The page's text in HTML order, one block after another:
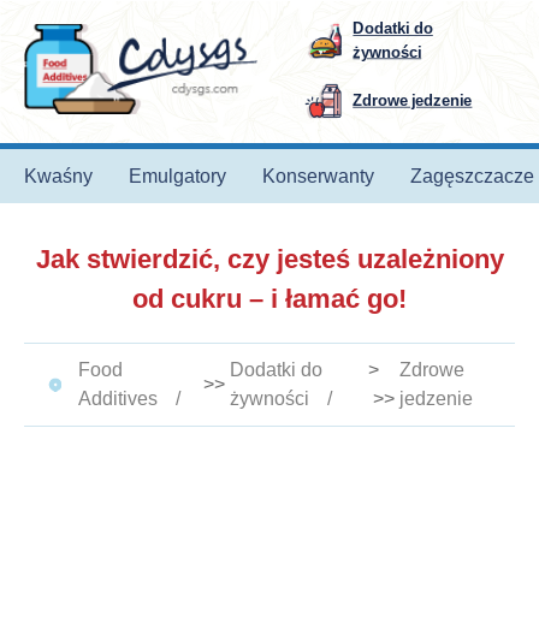
Dodatki do
żywności
Zdrowe jedzenie
Kwaśny Emulgatory Konserwanty Zagęszczacze
Jak stwierdzić, czy jesteś uzależniony
od cukru – i łamać go!
Food
Additives
>>
Dodatki do
żywności
>
>>
Zdrowe
jedzenie